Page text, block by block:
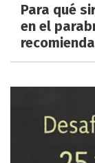
Para qué
en el